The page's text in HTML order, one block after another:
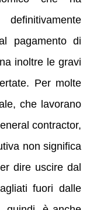
pagamento di
inoltre le gravi
Per molte
che lavorano
contractor,
non significa
dire uscire dal
fuori dalle